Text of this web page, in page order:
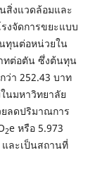
สิ่งแวดล้อมและ
งจัดการขยะแบบ
ทุนต่อหน่วยใน
ทต่อตัน ซึ่งต้นทุน
ว่า 252.43 บาท
นมหาวิทยาลัย
ลดปริมาณการ
2e หรือ 5.973
ละเป็นสถานที่